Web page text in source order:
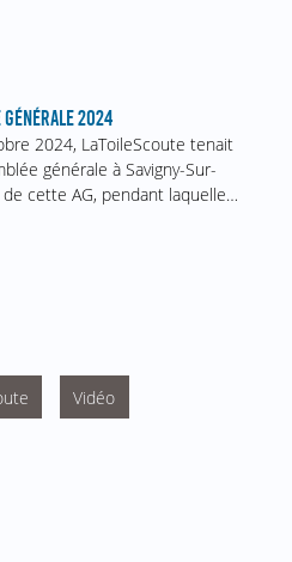
GÉNÉRALE 2024
2024, LaToileScoute tenait
générale à Savigny-Sur-
de cette AG, pendant laquelle…
Vidéo